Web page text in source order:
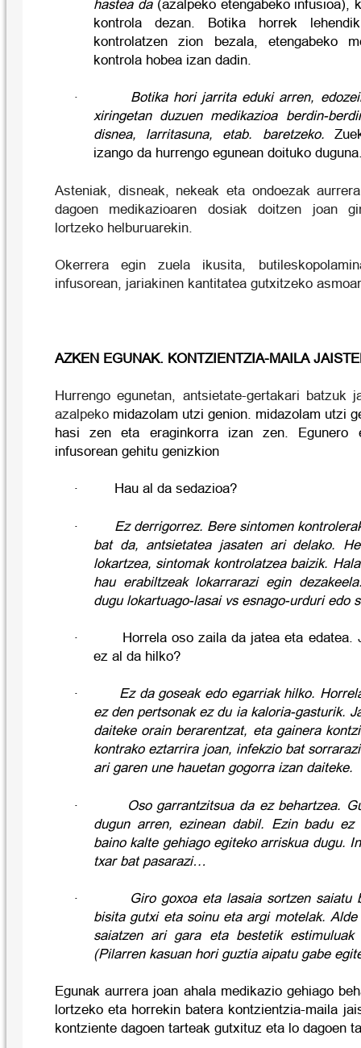
hastea da(azalpeko etengabeko infusioa),
kontrola dezan. Botika horrek
kontrolatzen zion bezala, etengabeko
kontrola hobea izan dadin.
·
Botika hori jarrita eduki arren,
xiringetan duzuen medikazioa berdin-
disnea, larritasuna, etab. baretzeko.
izango da hurrengo egunean doituko
Asteniak, disneak, nekeak eta ondoezak
dagoen medikazioaren dosiak doitzen joan
lortzeko helburuarekin.
Okerrera egin zuela ikusita,
infusorean, jariakinen kantitatea gutxitzeko
AZKEN EGUNAK. KONTZIENTZIA-MAILA
Hurrengo egunetan, antsietate-gertakari batzuk
azalpeko midazolam utzi genion. midazolam utzi
hasi zen eta eraginkorra izan zen. Egunero
infusorean gehitu genizkion
· Hau al da sedazioa?
·
Ez derrigorrez. Bere sintomen
bat da, antsietatea jasaten ari delako.
lokartzea, sintomak kontrolatzea baizik.
hau erabiltzeak lokarrarazi egin
dugu lokartuago-lasai vs esnago-urduri edo
·
Horrela oso zaila da jatea eta edatea.
ez al da hilko?
·
Ez da goseak edo egarriak hilko.
ez den pertsonak ez du ia kaloria-gasturik.
daiteke orain berarentzat, eta gainera
kontrako eztarrira joan, infekzio bat
ari garen une hauetan gogorra izan daiteke.
·
Oso garrantzitsua da ez behartzea.
dugun arren, ezinean dabil. Ezin badu ez
baino kalte gehiago egiteko arriskua dugu.
txar bat pasarazi…
·
Giro goxoa eta lasaia sortzen saiatu
bisita gutxi eta soinu eta argi motelak.
saiatzen ari gara eta bestetik
(Pilarren kasuan hori guztia aipatu gabe
Egunak aurrera joan ahala medikazio gehiago
lortzeko eta horrekin batera kontzientzia-maila
kontziente dagoen tarteak gutxituz eta lo dagoen